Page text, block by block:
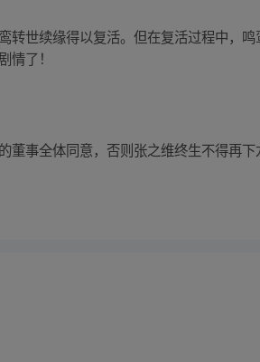
世续缘得以复活。但在复活过程中，
了！
事全体同意，否则张之维终生不得再